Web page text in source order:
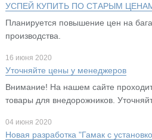
УСПЕЙ КУПИТЬ ПО СТАРЫМ
Планируется повышение цен на
производства.
16 июня 2020
Уточняйте цены у менеджеров
Внимание! На нашем сайте
товары для внедорожников.
04 июня 2020
Новая разработка "Гамак с